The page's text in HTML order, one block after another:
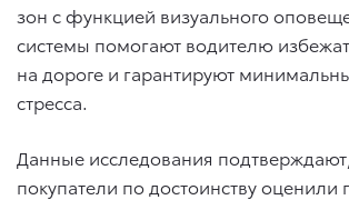
зон с функцией визуального
системы помогают водителю
на дороге и гарантируют
стресса.
Данные исследования
покупатели по достоинству оценили